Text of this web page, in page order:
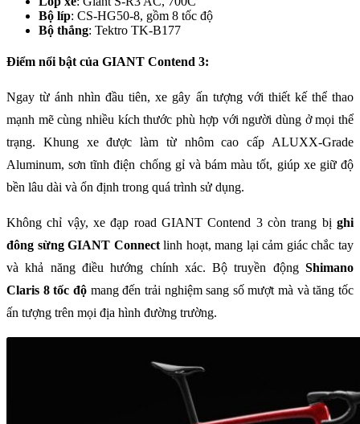
Bộ líp: CS-HG50-8, gồm 8 tốc độ
Bộ thắng: Tektro TK-B177
Điểm nổi bật của GIANT Contend 3:
Ngay từ ánh nhìn đầu tiên, xe gây ấn tượng với thiết kế thể thao
mạnh mẽ cùng nhiều kích thước phù hợp với người dùng ở mọi thể
trạng. Khung xe được làm từ nhôm cao cấp ALUXX-Grade
Aluminum, sơn tĩnh điện chống gỉ và bám màu tốt, giúp xe giữ độ
bền lâu dài và ổn định trong quá trình sử dụng.
Không chỉ vậy, xe đạp road GIANT Contend 3 còn trang bị ghi
đông sừng GIANT Connectlinh hoạt, mang lại cảm giác chắc tay
và khả năng điều hướng chính xác. Bộ truyền động Shimano
Claris 8 tốc độmang đến trải nghiệm sang số mượt mà và tăng tốc
ấn tượng trên mọi địa hình đường trường.